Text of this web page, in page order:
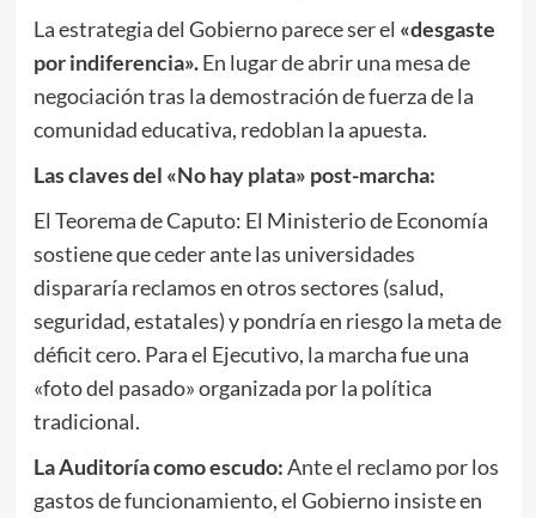
La estrategia del Gobierno parece ser el «desgaste
por indiferencia».En lugar de abrir una mesa de
negociación tras la demostración de fuerza de la
comunidad educativa, redoblan la apuesta.
Las claves del «No hay plata» post-marcha:
El Teorema de Caputo: El Ministerio de Economía
sostiene que ceder ante las universidades
dispararía reclamos en otros sectores (salud,
seguridad, estatales) y pondría en riesgo la meta de
déficit cero. Para el Ejecutivo, la marcha fue una
«foto del pasado» organizada por la política
tradicional.
La Auditoría como escudo:Ante el reclamo por los
gastos de funcionamiento, el Gobierno insiste en